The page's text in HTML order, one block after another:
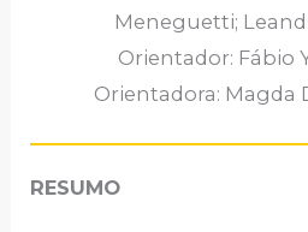
Meneguetti;
Orientador: Fábio
Orientadora: Magda
RESUMO